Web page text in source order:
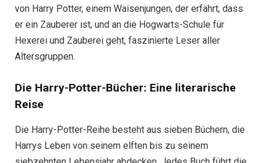
von Harry Potter, einem Waisenjungen, der erfährt, dass
er ein Zauberer ist, und an die Hogwarts-Schule für
Hexerei und Zauberei geht, faszinierte Leser aller
Altersgruppen.
Die Harry-Potter-Bücher: Eine literarische
Reise
Die Harry-Potter-Reihe besteht aus sieben Büchern, die
Harrys Leben von seinem elften bis zu seinem